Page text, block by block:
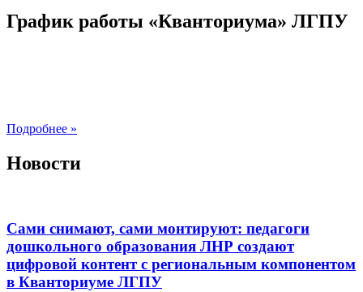
График работы «Кванториума» ЛГПУ
Подробнее »
Новости
Сами снимают, сами монтируют: педагоги
дошкольного образования ЛНР создают
цифровой контент с региональным компонентом
в Кванториуме ЛГПУ​